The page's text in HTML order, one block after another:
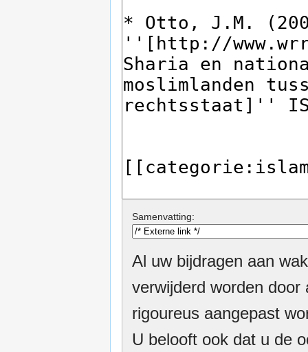
Samenvatting:
Al uw bijdragen aan
verwijderd worden
rigoureus aangepast
U belooft ook dat u de